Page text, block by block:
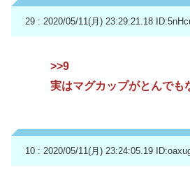
29 : 2020/05/11(月) 23:29:21.18
>>9
実はマグカップがとんでも
10 : 2020/05/11(月) 23:24:05.19